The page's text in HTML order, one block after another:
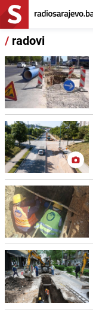
/ radovi